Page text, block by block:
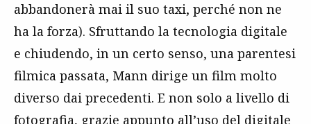
abbandonerà mai il suo taxi, perché non ne
ha la forza). Sfruttando la tecnologia digitale
e chiudendo, in un certo senso, una parentesi
filmica passata, Mann dirige un film molto
diverso dai precedenti. E non solo a livello di
fotografia, grazie appunto all’uso del digitale